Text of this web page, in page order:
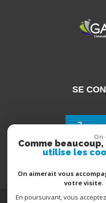
SE
On
Comme
utilise les
On aimerait vous
votre visite.
En poursuivant, vous